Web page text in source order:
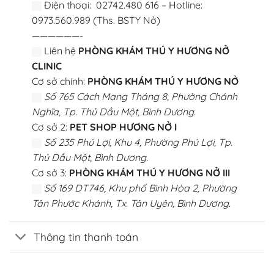
Điện thoại: 02742.480 616 – Hotline:
0973.560.989 (Ths. BSTY Nở)
——————-
Liên hệ PHÒNG KHÁM THÚ Y HƯƠNG NỞ
CLINIC
Cơ sở chính: PHÒNG KHÁM THÚ Y HƯƠNG NỞ
Số 765 Cách Mạng Tháng 8, Phường Chánh
Nghĩa, Tp. Thủ Dầu Một, Bình Dương.
Cơ sở 2: PET SHOP HƯƠNG NỞ I
Số 235 Phú Lợi, Khu 4, Phường Phú Lợi, Tp.
Thủ Dầu Một, Bình Dương.
Cơ sở 3: PHÒNG KHÁM THÚ Y HƯƠNG NỞ III
Số 169 DT746, Khu phố Bình Hòa 2, Phường
Tân Phước Khánh, Tx. Tân Uyên, Bình Dương.
Thông tin thanh toán